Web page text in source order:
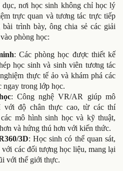
nơi học sinh không chỉ học lý
trực quan và tương tác trực tiếp
trình bày, ông chia sẻ các giải
phòng học:
: Các phòng học được thiết kế
học sinh và sinh viên tương tác
thực tế ảo và khám phá các
ngay trong lớp học.
: Công nghệ VR/AR giúp mô
với độ chân thực cao, từ các thí
mô hình sinh học và kỹ thuật,
và hứng thú hơn với kiến thức.
3D: Học sinh có thể quan sát,
các đối tượng học liệu, mang lại
với thế giới thực.